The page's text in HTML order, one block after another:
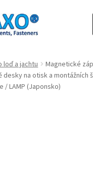
loď a jachtu
Magnetické
na otisk a montážních
/ LAMP (Japonsko)